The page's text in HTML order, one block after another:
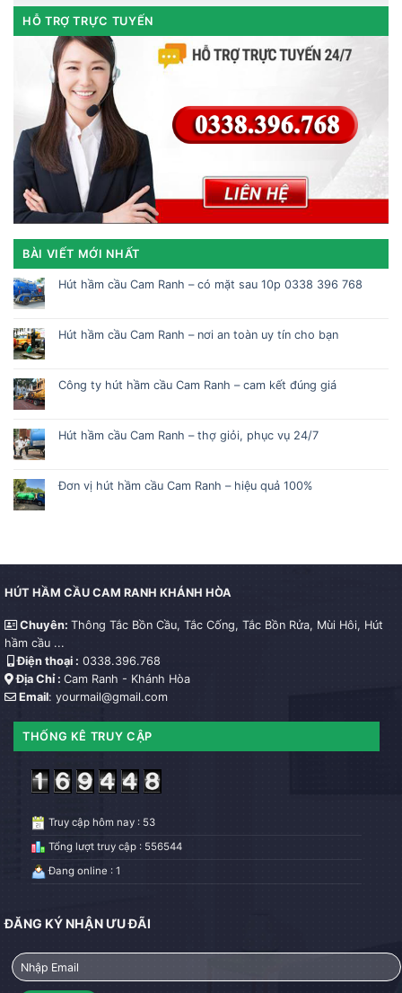
HỖ TRỢ TRỰC TUYẾN
BÀI VIẾT MỚI NHẤT
Hút hầm cầu Cam Ranh – có mặt sau 10p 0338 396 768
Hút hầm cầu Cam Ranh – nơi an toàn uy tín cho bạn
Công ty hút hầm cầu Cam Ranh – cam kết đúng giá
Hút hầm cầu Cam Ranh – thợ giỏi, phục vụ 24/7
Đơn vị hút hầm cầu Cam Ranh – hiệu quả 100%
HÚT HẦM CẦU CAM RANH KHÁNH HÒA
Chuyên: Thông Tắc Bồn Cầu, Tắc Cống, Tắc Bồn Rửa, Mùi Hôi, Hút
hầm cầu ...
Điện thoại : 0338.396.768
Địa Chỉ : Cam Ranh - Khánh Hòa
Email: yourmail@gmail.com
THỐNG KÊ TRUY CẬP
Truy cập hôm nay : 53
Tổng lượt truy cập : 556544
Đang online : 1
ĐĂNG KÝ NHẬN ƯU ĐÃI